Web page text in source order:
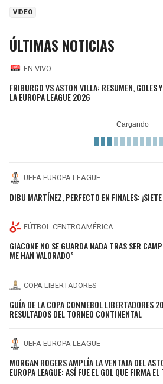
VIDEO
ÚLTIMAS NOTICIAS
EN VIVO
FRIBURGO VS ASTON VILLA: RESUMEN, GOLES
LA EUROPA LEAGUE 2026
UEFA EUROPA LEAGUE
DIBU MARTÍNEZ, PERFECTO EN FINALES:
FÚTBOL CENTROAMÉRICA
GIACONE NO SE GUARDA NADA TRAS SER
ME HAN VALORADO”
COPA LIBERTADORES
GUÍA DE LA COPA CONMEBOL LIBERTADORES
RESULTADOS DEL TORNEO CONTINENTAL
UEFA EUROPA LEAGUE
MORGAN ROGERS AMPLÍA LA VENTAJA DEL
EUROPA LEAGUE: ASÍ FUE EL GOL QUE FIRMA